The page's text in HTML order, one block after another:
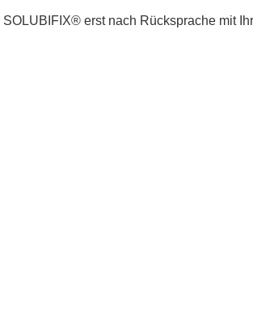
erst nach Rücksprache mit